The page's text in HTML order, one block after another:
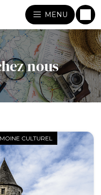
MENU
nous
CULTUREL